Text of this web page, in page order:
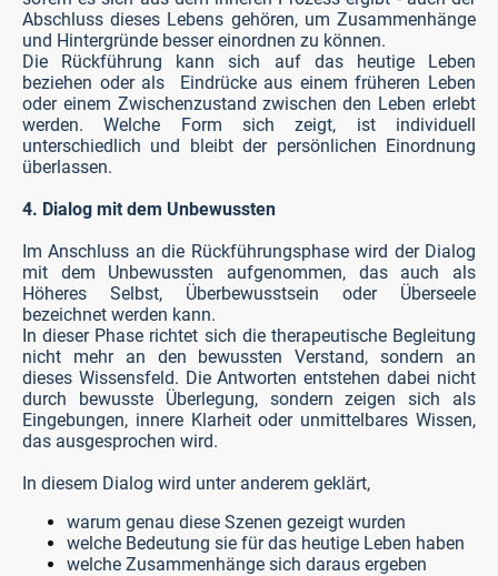
Abschluss dieses Lebens gehören, um Zusammenhänge
und Hintergründe besser einordnen zu können.
Die Rückführung kann sich auf das heutige Leben
beziehen oder als Eindrücke aus einem früheren Leben
oder einem Zwischenzustand zwischen den Leben erlebt
werden. Welche Form sich zeigt, ist individuell
unterschiedlich und bleibt der persönlichen Einordnung
überlassen.
4. Dialog mit dem Unbewussten
Im Anschluss an die Rückführungsphase wird der Dialog
mit dem Unbewussten aufgenommen, das auch als
Höheres Selbst, Überbewusstsein oder Überseele
bezeichnet werden kann.
In dieser Phase richtet sich die therapeutische Begleitung
nicht mehr an den bewussten Verstand, sondern an
dieses Wissensfeld. Die Antworten entstehen dabei nicht
durch bewusste Überlegung, sondern zeigen sich als
Eingebungen, innere Klarheit oder unmittelbares Wissen,
das ausgesprochen wird.
In diesem Dialog wird unter anderem geklärt,
warum genau diese Szenen gezeigt wurden
welche Bedeutung sie für das heutige Leben haben
welche Zusammenhänge sich daraus ergeben